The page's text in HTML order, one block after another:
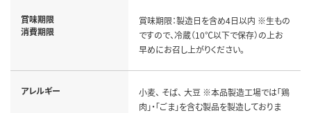
賞味期限
消費期限
賞味期限：製造日を含め4日以内 ※生もの
ですので、冷蔵（10℃以下で保存）の上お
早めにお召し上がりください。
アレルギー
小麦、 そば、 大豆 ※本品製造工場では「鶏
肉」・「ごま」を含む製品を製造しておりま